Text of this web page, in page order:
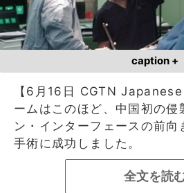
caption +
【6月16日 CGTN
ームはこのほど、中国初の侵
ン・インターフェースの前
手術に成功しました。
全文を読